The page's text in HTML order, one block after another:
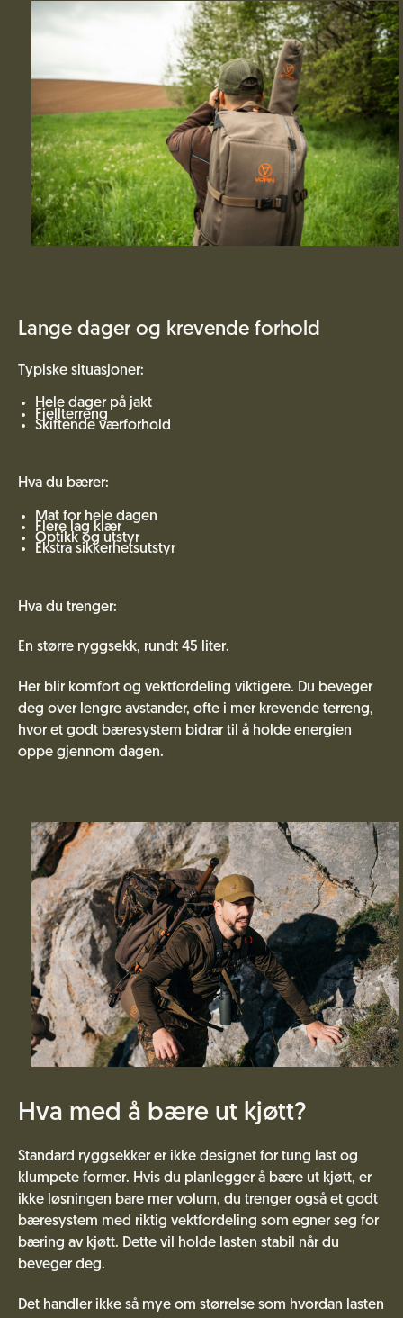
Lange dager og krevende forhold
Typiske situasjoner:
Hele dager på jakt
Fjellterreng
Skiftende værforhold
Hva du bærer:
Mat for hele dagen
Flere lag klær
Optikk og utstyr
Ekstra sikkerhetsutstyr
Hva du trenger:
En større ryggsekk, rundt 45 liter.
Her blir komfort og vektfordeling viktigere. Du beveger
deg over lengre avstander, ofte i mer krevende terreng,
hvor et godt bæresystem bidrar til å holde energien
oppe gjennom dagen.
Hva med å bære ut kjøtt?
Standard ryggsekker er ikke designet for tung last og
klumpete former. Hvis du planlegger å bære ut kjøtt, er
ikke løsningen bare mer volum, du trenger også et godt
bæresystem med riktig vektfordeling som egner seg for
bæring av kjøtt. Dette vil holde lasten stabil når du
beveger deg.
Det handler ikke så mye om størrelse som hvordan lasten